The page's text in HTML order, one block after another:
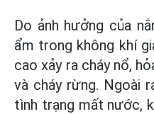
Do ảnh hưởng của
ẩm trong không khí
cao xảy ra cháy nổ,
và cháy rừng. Ngoài
tình trạng mất nước,